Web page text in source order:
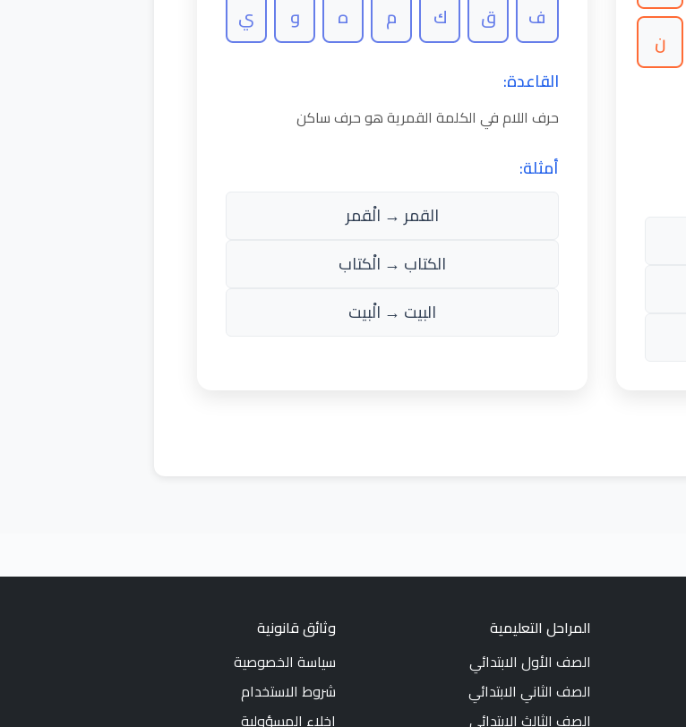
ن
ف
ق ك م ه و ي
القاعدة:
حرف اللام في الكلمة القمرية هو حرف ساكن
أمثلة:
القمر → الْقمر
الكتاب → الْكتاب
البيت → الْبيت
المراحل التعليمية
الصف الأول الابتدائي
الصف الثاني الابتدائي
الصف الثالث الابتدائي
وثائق قانونية
سياسة الخصوصية
شروط الاستخدام
إخلاء المسؤولية